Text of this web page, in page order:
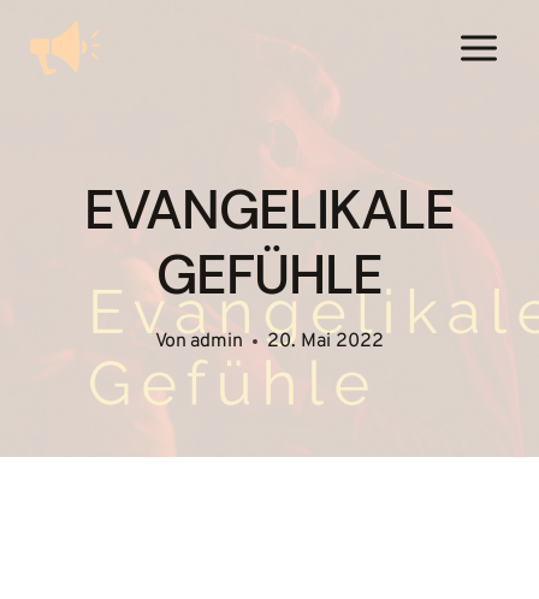
Inhalt
EVANGELIKALE
GEFÜHLE
Von admin 20. Mai 2022